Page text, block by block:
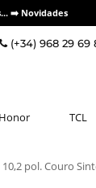
➡️ Novidades
(+34) 968 29 69
TCL
10,2 pol. Couro